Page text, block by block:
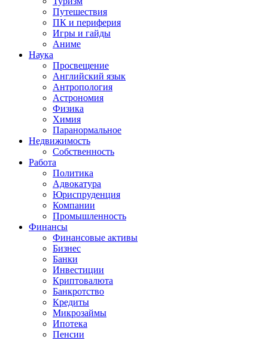
Путешествия
ПК и периферия
Игры и гайды
Аниме
Наука
Просвещение
Английский язык
Антропология
Астрономия
Физика
Химия
Паранормальное
Недвижимость
Собственность
Работа
Политика
Адвокатура
Юриспруденция
Компании
Промышленность
Финансы
Финансовые активы
Бизнес
Банки
Инвестиции
Криптовалюта
Банкротство
Кредиты
Микрозаймы
Ипотека
Пенсии